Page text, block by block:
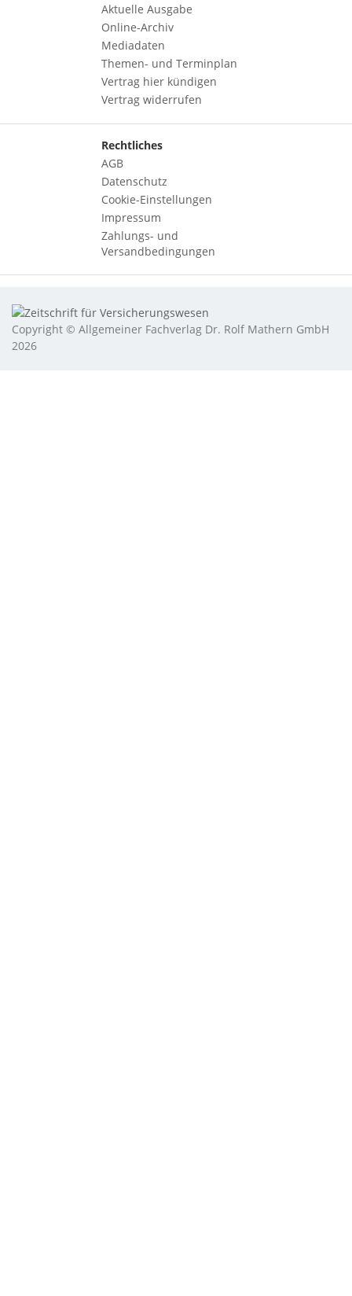
Aktuelle Ausgabe
Online-Archiv
Mediadaten
Themen- und Terminplan
Vertrag hier kündigen
Vertrag widerrufen
Rechtliches
AGB
Datenschutz
Cookie-Einstellungen
Impressum
Zahlungs- und
Versandbedingungen
Copyright © Allgemeiner Fachverlag Dr. Rolf Mathern GmbH
2026